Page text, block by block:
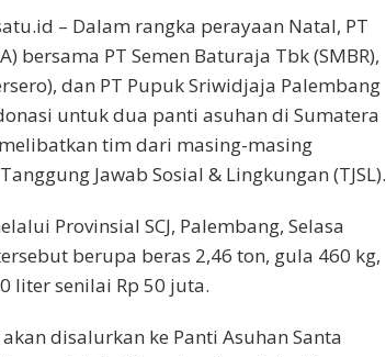
– Dalam rangka perayaan Natal, PT
bersama PT Semen Baturaja Tbk (SMBR),
dan PT Pupuk Sriwidjaja Palembang
untuk dua panti asuhan di Sumatera
tim dari masing-masing
Jawab Sosial & Lingkungan (TJSL).
Provinsial SCJ, Palembang, Selasa
berupa beras 2,46 ton, gula 460 kg,
liter senilai Rp 50 juta.
disalurkan ke Panti Asuhan Santa